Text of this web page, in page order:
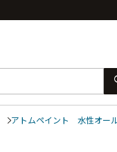
アトムペイント 水性オー